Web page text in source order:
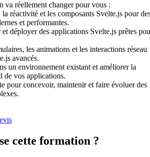
va réellement changer pour vous :
réactivité et les composants Svelte.js pour
et performantes.
et déployer des applications Svelte.js prêtes
les animations et les interactions réseau
avancés.
un environnement existant et améliorer la
de vos applications.
pour concevoir, maintenir et faire évoluer des
cette formation ?